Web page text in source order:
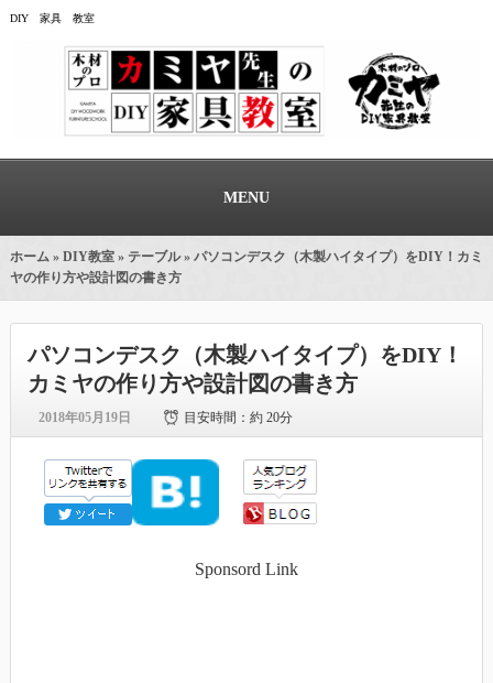
DIY 家具 教室
MENU
ホーム » DIY教室» テーブル» パソコンデスク（木製ハイタイプ）をDIY！カミ
ヤの作り方や設計図の書き方
パソコンデスク（木製ハイタイプ）をDIY！
カミヤの作り方や設計図の書き方
2018年05月19日 目安時間：約 20分
Sponsord Link